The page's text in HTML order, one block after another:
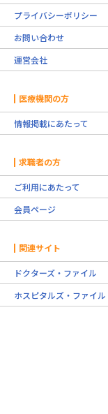
プライバシーポリシー
お問い合わせ
運営会社
医療機関の方
情報掲載にあたって
求職者の方
ご利用にあたって
会員ページ
関連サイト
ドクターズ・ファイル
ホスピタルズ・ファイル